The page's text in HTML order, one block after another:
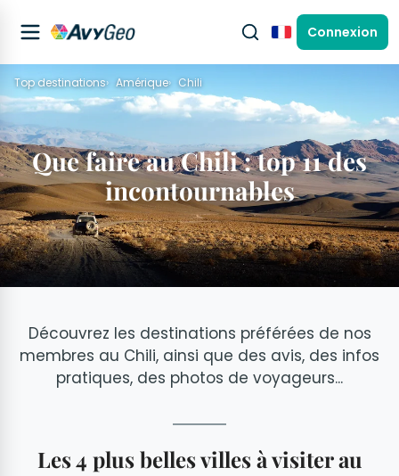
FrançaisConnexion
Top destinations Amérique Chili
Que faire au Chili : top 11 des
incontournables
Découvrez les destinations préférées de nos
membres au Chili, ainsi que des avis, des infos
pratiques, des photos de voyageurs...
Les 4 plus belles villes à visiter au